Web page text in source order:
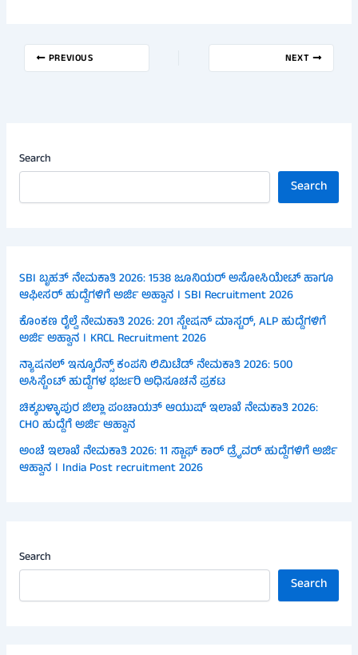
PREVIOUS NEXT
Search
Search
SBI ಬೃಹತ್ ನೇಮಕಾತಿ 2026: 1538 ಜೂನಿಯರ್ ಅಸೋಸಿಯೇಟ್ ಹಾಗೂ
ಆಫೀಸರ್ ಹುದ್ದೆಗಳಿಗೆ ಅರ್ಜಿ ಅಹ್ವಾನ । SBI Recruitment 2026
ಕೊಂಕಣ ರೈಲ್ವೆ ನೇಮಕಾತಿ 2026: 201 ಸ್ಟೇಷನ್ ಮಾಸ್ಟರ್, ALP ಹುದ್ದೆಗಳಿಗೆ
ಅರ್ಜಿ ಅಹ್ವಾನ । KRCL Recruitment 2026
ನ್ಯಾಷನಲ್ ಇನ್ಶೂರೆನ್ಸ್ ಕಂಪನಿ ಲಿಮಿಟೆಡ್ ನೇಮಕಾತಿ 2026: 500
ಅಸಿಸ್ಟೆಂಟ್ ಹುದ್ದೆಗಳ ಭರ್ಜರಿ ಅಧಿಸೂಚನೆ ಪ್ರಕಟ
ಚಿಕ್ಕಬಳ್ಳಾಪುರ ಜಿಲ್ಲಾ ಪಂಚಾಯತ್ ಆಯುಷ್ ಇಲಾಖೆ ನೇಮಕಾತಿ 2026:
CHO ಹುದ್ದೆಗೆ ಅರ್ಜಿ ಆಹ್ವಾನ
ಅಂಚೆ ಇಲಾಖೆ ನೇಮಕಾತಿ 2026: 11 ಸ್ಟಾಫ್ ಕಾರ್ ಡ್ರೈವರ್ ಹುದ್ದೆಗಳಿಗೆ ಅರ್ಜಿ
ಆಹ್ವಾನ । India Post recruitment 2026
Search
Search